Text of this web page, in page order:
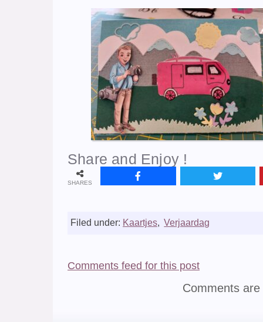
Share and Enjoy !
SHARES
Filed under: Kaartjes, Verjaardag
Comments feed for this post
Comments are